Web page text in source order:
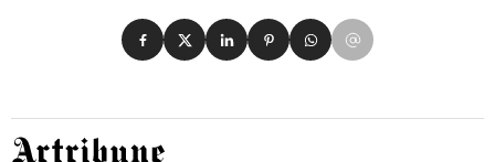
Condividi su Facebook
Condividi su X
Condividi su LinkedIn
Condividi su Pinterest
Condividi su WhatsApp
Condividi su Email
Artribune